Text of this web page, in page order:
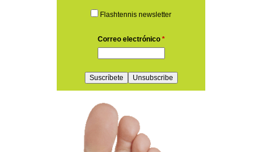
Flashtennis newsletter
Correo electrónico *